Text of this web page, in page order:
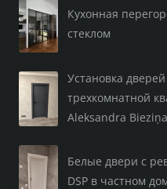
Кухонная
стеклом
Установка
трехкомнатной
Aleksandra
Белые двери с
DSP в частном